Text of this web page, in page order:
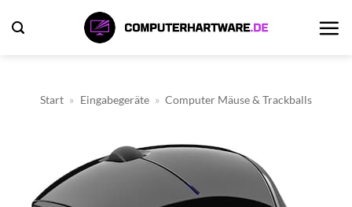
Inhalt
Start » Eingabegeräte » Computer Mäuse & Trackballs